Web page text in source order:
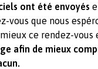
ont été envoyés
vous que nous
ce rendez-vous
afin de mieux